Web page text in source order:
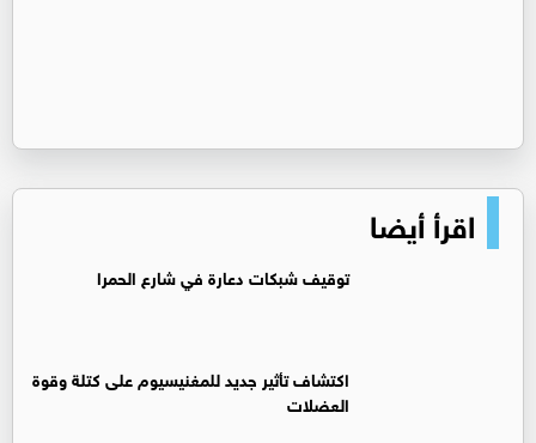
اقرأ أيضا
توقيف شبكات دعارة في شارع الحمرا
اكتشاف تأثير جديد للمغنيسيوم على كتلة وقوة
العضلات